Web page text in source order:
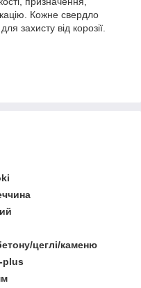
Кожне свердло
захисту від корозії.
цеглі/каменю
plus